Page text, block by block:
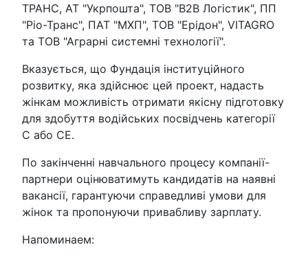
ТРАНС, АТ "Укрпошта", ТОВ "В2В Логістик", ПП
"Ріо-Транс", ПАТ "МХП", ТОВ "Ерідон", VITAGRO
та ТОВ "Аграрні системні технології".
Вказується, що Фундація інституційного
розвитку, яка здійснює цей проект, надасть
жінкам можливість отримати якісну підготовку
для здобуття водійських посвідчень категорії
C або CE.
По закінченні навчального процесу компанії-
партнери оцінюватимуть кандидатів на наявні
вакансії, гарантуючи справедливі умови для
жінок та пропонуючи привабливу зарплату.
Напоминаем: